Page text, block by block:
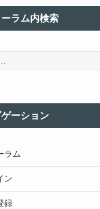
ラム内検索
ーション
ラム
ン
録